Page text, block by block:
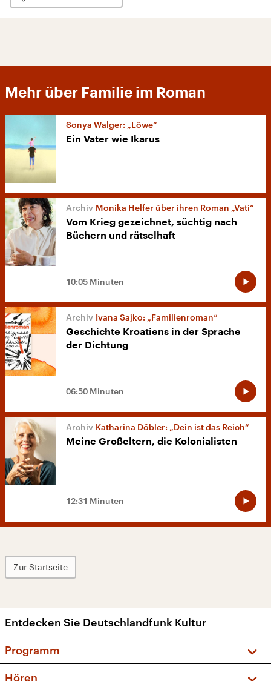
Mehr über Familie im Roman
Sonya Walger: „Löwe“
Ein Vater wie Ikarus
Monika Helfer über ihren Roman „Vati“
Vom Krieg gezeichnet, süchtig nach
Büchern und rätselhaft
10:05 Minuten
Ivana Sajko: „Familienroman“
Geschichte Kroatiens in der Sprache
der Dichtung
06:50 Minuten
Katharina Döbler: „Dein ist das Reich“
Meine Großeltern, die Kolonialisten
12:31 Minuten
Zur Startseite
Entdecken Sie Deutschlandfunk Kultur
Programm
Hören